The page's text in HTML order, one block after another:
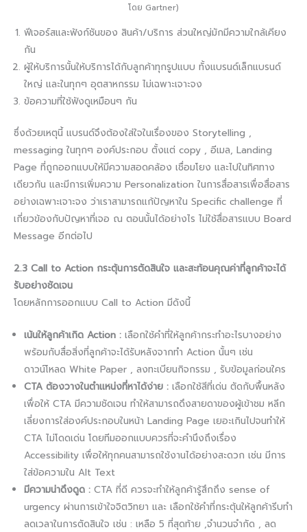
โดย Gartner)
ฟีเจอร์สและฟังก์ชันของ สินค้า/บริการ ส่วนใหญ่มักมีความใกล้เคียง
กัน
ผู้ให้บริการนั้นให้บริการได้กับลูกค้าทุกรูปแบบ ทั้งแบรนด์เล็กแบรนด์
ใหญ่ และในทุกๆ อุตสาหกรรม ไม่เฉพาะเจาะจง
ข้อความที่ใช้ฟังดูเหมือนๆ กัน
ซึ่งด้วยเหตุนี้ แบรนด์จึงต้องใส่ใจในเรื่องของ Storytelling ,
messaging ในทุกๆ องค์ประกอบ ตั้งแต่ copy , อีเมล, Landing
Page ที่ถูกออกแบบให้มีความสอดคล้อง เชื่อมโยง และไปในทิศทาง
เดียวกัน และมีการเพิ่มความ Personalization ในการสื่อสารเพื่อสื่อสาร
อย่างเฉพาะเจาะจง ว่าเราสามารถแก้ปัญหาใน Specific challenge ที่
เกี่ยวข้องกับปัญหาที่เจอ ณ ​ตอนนั้นได้อย่างไร ไม่ใช้สื่อสารแบบ Board
Message อีกต่อไป
2.3 Call to Action กระตุ้นการตัดสินใจ และสะท้อนคุณค่าที่ลูกค้าจะได้
รับอย่างชัดเจน
โดยหลักการออกแบบ Call to Action มีดังนี้
เน้นให้ลูกค้าเกิด Action : เลือกใช้คำที่ให้ลูกค้ากระทำอะไรบางอย่าง
พร้อมกับสื่อสิ่งที่ลูกค้าจะได้รับหลังจากทำ Action นั้นๆ เช่น
ดาวน์โหลด White Paper , ลงทะเบียนกิจกรรม , รับข้อมูลก่อนใคร
CTA ต้องวางในตำแหน่งที่หาได้ง่าย : เลือกใช้สีที่เด่น ตัดกับพื้นหลัง
เพื่อให้ CTA มีความชัดเจน ทำให้สามารถดึงสายดาของผู้เข้าชม หลีก
เลี่ยงการใส่องค์ประกอบในหน้า Landing Page เยอะเกินไปจนทำให้
CTA ไม่โดดเด่น โดยทีมออกแบบควรที่จะคำนึงถึงเรื่อง
Accessibility เพื่อให้ทุกคนสามารถใช้งานได้อย่างสะดวก เช่น มีการ
ใส่ข้อความใน Alt Text
มีความน่าดึงดูด : CTA ที่ดี ควรจะทำให้ลูกค้ารู้สึกถึง sense of
urgency ผ่านการเข้าใจจิตวิทยา และ เลือกใช้คำที่กระตุ้นให้ลูกค้ารีบทำ
ลดเวลาในการตัดสินใจ เช่น : เหลือ 5 ที่สุดท้าย ,จำนวนจำกัด , ลด